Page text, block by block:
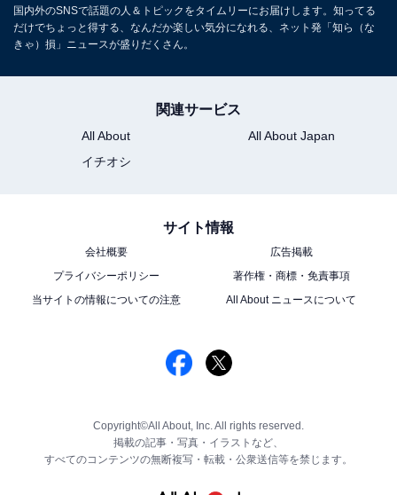
国内外のSNSで話題の人＆トピックをタイムリーにお届けします。知ってる
だけでちょっと得する、なんだか楽しい気分になれる、ネット発「知ら（な
きゃ）損」ニュースが盛りだくさん。
関連サービス
All About
All About Japan
イチオシ
サイト情報
会社概要
広告掲載
プライバシーポリシー
著作権・商標・免責事項
当サイトの情報についての注意
All About ニュースについて
Copyright©All About, Inc. All rights reserved.
掲載の記事・写真・イラストなど、
すべてのコンテンツの無断複写・転載・公衆送信等を禁じます。